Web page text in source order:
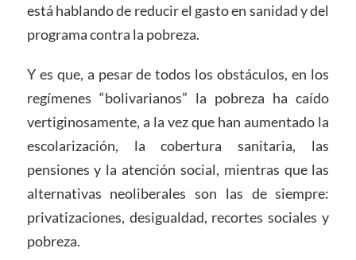
está hablando de reducir el gasto en sanidad y del
programa contra la pobreza.
Y es que, a pesar de todos los obstáculos, en los
regímenes “bolivarianos” la pobreza ha caído
vertiginosamente, a la vez que han aumentado la
escolarización, la cobertura sanitaria, las
pensiones y la atención social, mientras que las
alternativas neoliberales son las de siempre:
privatizaciones, desigualdad, recortes sociales y
pobreza.